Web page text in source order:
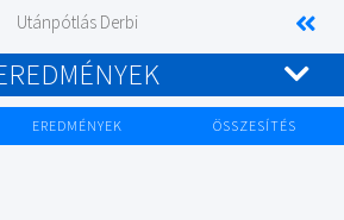
Utánpótlás Derbi
EREDMÉNYEK ÖSSZESÍTÉS